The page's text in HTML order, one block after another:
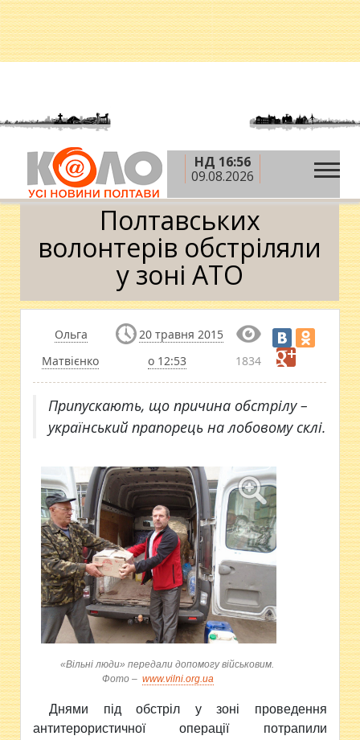
НД 16:56
09.08.2026
Головна » АТО »Полтавських волонтерів
обстріляли у зоні АТО
Полтавських
волонтерів обстріляли
у зоні АТО
Ольга
Матвієнко
20 травня 2015
о 12:53
1834
Припускають, що причина обстрілу –
український прапорець на лобовому склі.
«Вільні люди» передали допомогу військовим.
Фото – www.vilni.org.ua
Днями під обстріл у зоні проведення
антитерористичної операції потрапили